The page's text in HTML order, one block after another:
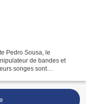
Pedro Sousa, le
de bandes et
songes sont